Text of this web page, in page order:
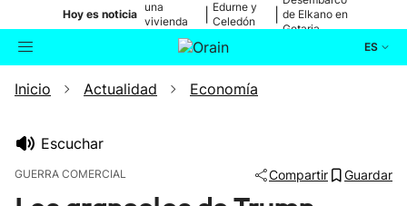
Hoy es noticia
una
vivienda
de Bilbao
Edurne y
Celedón
de Elkano en
Getaria
ES
Buscador Actualidad
Inicio Actualidad Economía
Escuchar
GUERRA COMERCIAL Compartir Guardar